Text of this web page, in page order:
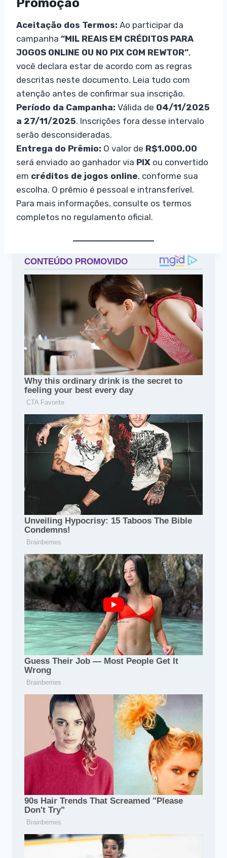
Promoção
Aceitação dos Termos: Ao participar da
campanha “MIL REAIS EM CRÉDITOS PARA
JOGOS ONLINE OU NO PIX COM REWTOR”,
você declara estar de acordo com as regras
descritas neste documento. Leia tudo com
atenção antes de confirmar sua inscrição.
Período da Campanha: Válida de 04/11/2025
a 27/11/2025. Inscrições fora desse intervalo
serão desconsideradas.
Entrega do Prêmio: O valor de R$1.000,00
será enviado ao ganhador via PIX ou convertido
em créditos de jogos online, conforme sua
escolha. O prêmio é pessoal e intransferível.
Para mais informações, consulte os termos
completos no regulamento oficial.